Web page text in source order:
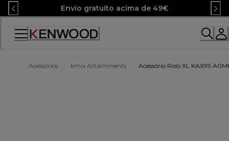
Skip
to
Content
Envio gratuito acima de 49€
Acessórios kmix Attachments Acessório Rolo XL